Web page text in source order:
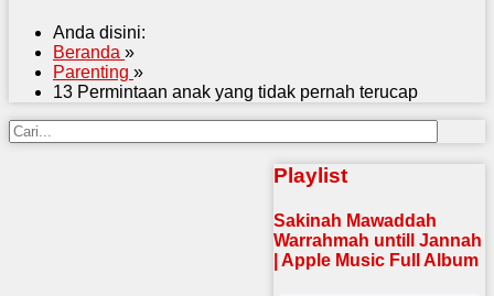
Anda disini:
Beranda »
Parenting »
13 Permintaan anak yang tidak pernah terucap
Playlist
Sakinah Mawaddah
Warrahmah untill Jannah
| Apple Music Full Album